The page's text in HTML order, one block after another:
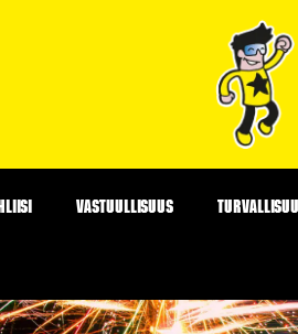
VASTUULLISUUS